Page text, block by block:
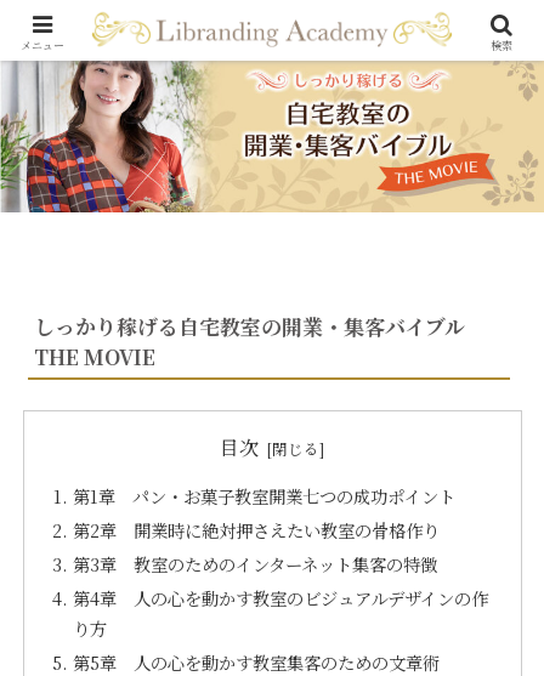
しっかり稼げる自宅教室の開業・集客バイブル
THE MOVIE
目次
第1章 パン・お菓子教室開業七つの成功ポイント
第2章 開業時に絶対押さえたい教室の骨格作り
第3章 教室のためのインターネット集客の特徴
第4章 人の心を動かす教室のビジュアルデザインの作
り方
第5章 人の心を動かす教室集客のための文章術
メニュー 検索